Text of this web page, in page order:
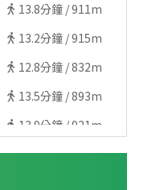
13.8分鐘 /911m
13.2分鐘 /915m
12.8分鐘 /832m
13.5分鐘 /893m
13.9分鐘 /921m
15.1分鐘 /991m